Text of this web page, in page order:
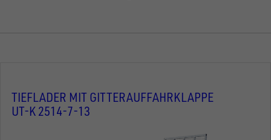
TIEFLADER MIT GITTERAUFFAHRKLAPPE
UT-K 2514-7-13